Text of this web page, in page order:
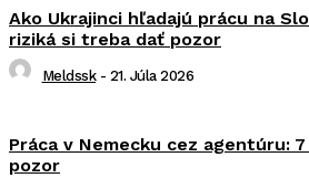
Ako Ukrajinci hľadajú prácu na
riziká si treba dať pozor
Meldssk - 21. Júla 2026
Práca v Nemecku cez agentúru:
pozor